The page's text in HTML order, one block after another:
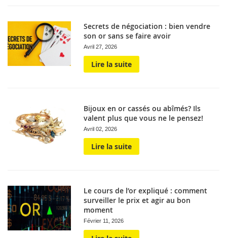
Secrets de négociation : bien vendre
son or sans se faire avoir
Avril 27, 2026
Lire la suite
Bijoux en or cassés ou abîmés? Ils
valent plus que vous ne le pensez!
Avril 02, 2026
Lire la suite
Le cours de l’or expliqué : comment
surveiller le prix et agir au bon
moment
Février 11, 2026